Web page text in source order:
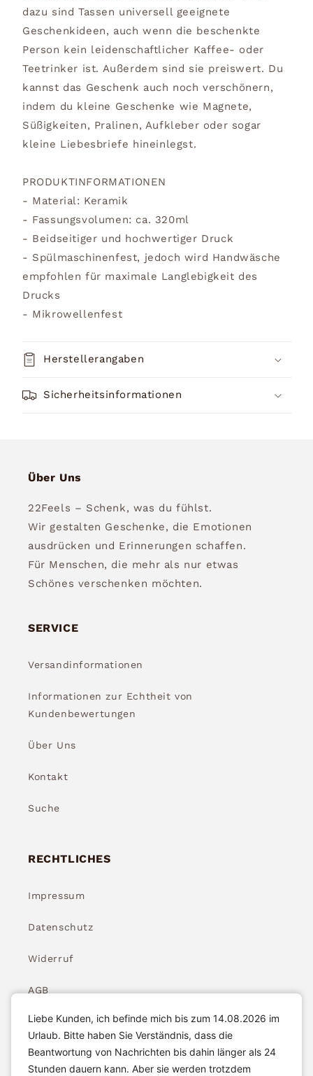
dazu sind Tassen universell geeignete
Geschenkideen, auch wenn die beschenkte
Person kein leidenschaftlicher Kaffee- oder
Teetrinker ist. Außerdem sind sie preiswert. Du
kannst das Geschenk auch noch verschönern,
indem du kleine Geschenke wie Magnete,
Süßigkeiten, Pralinen, Aufkleber oder sogar
kleine Liebesbriefe hineinlegst.
PRODUKTINFORMATIONEN
- Material: Keramik
- Fassungsvolumen: ca. 320ml
- Beidseitiger und hochwertiger Druck
- Spülmaschinenfest, jedoch wird Handwäsche
empfohlen für maximale Langlebigkeit des
Drucks
- Mikrowellenfest
Herstellerangaben
Sicherheitsinformationen
Über Uns
22Feels – Schenk, was du fühlst.
Wir gestalten Geschenke, die Emotionen
ausdrücken und Erinnerungen schaffen.
Für Menschen, die mehr als nur etwas
Schönes verschenken möchten.
SERVICE
Versandinformationen
Informationen zur Echtheit von
Kundenbewertungen
Über Uns
Kontakt
Suche
RECHTLICHES
Impressum
Datenschutz
Widerruf
AGB
Widerrufsbelehrung
Liebe Kunden, ich befinde mich bis zum 14.08.2026 im
Urlaub. Bitte haben Sie Verständnis, dass die
Beantwortung von Nachrichten bis dahin länger als 24
Stunden dauern kann. Aber sie werden trotzdem